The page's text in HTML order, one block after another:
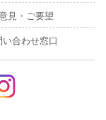
見・ご要望
い合わせ窓口